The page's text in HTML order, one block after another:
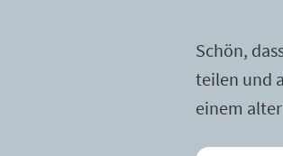
Schön,
teilen und
einem